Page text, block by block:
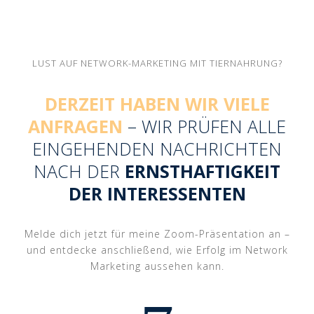
LUST AUF NETWORK-MARKETING MIT TIERNAHRUNG?
DERZEIT HABEN WIR VIELE
ANFRAGEN – WIR PRÜFEN ALLE
EINGEHENDEN NACHRICHTEN
NACH DER ERNSTHAFTIGKEIT
DER INTERESSENTEN
Melde dich jetzt für meine Zoom-Präsentation an –
und entdecke anschließend, wie Erfolg im Network
Marketing aussehen kann.